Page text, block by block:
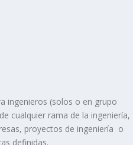
ingenieros (solos o en grupo
cualquier rama de la ingeniería,
proyectos de ingeniería o
definidas.